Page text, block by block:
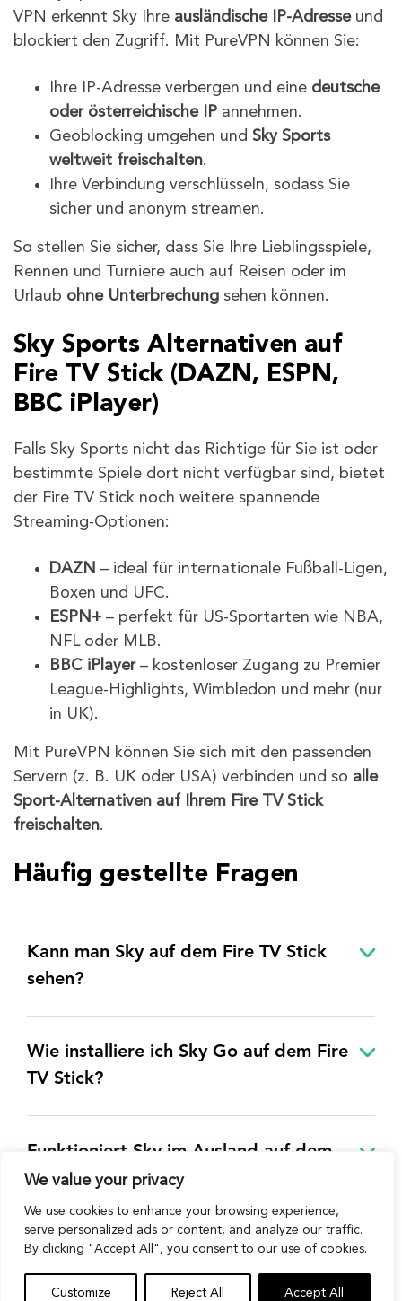
We value your privacy
We use cookies to enhance your browsing experience,
serve personalized ads or content, and analyze our traffic.
By clicking "Accept All", you consent to our use of cookies.
Customize Reject All Accept All
VPN erkennt Sky Ihre ausländische IP-Adresseund
blockiert den Zugriff. Mit PureVPN können Sie:
Ihre IP-Adresse verbergen und eine deutsche
oder österreichische IP annehmen.
Geoblocking umgehen und Sky Sports
weltweit freischalten.
Ihre Verbindung verschlüsseln, sodass Sie
sicher und anonym streamen.
So stellen Sie sicher, dass Sie Ihre Lieblingsspiele,
Rennen und Turniere auch auf Reisen oder im
Urlaub ohne Unterbrechung sehen können.
Sky Sports Alternativen auf
Fire TV Stick (DAZN, ESPN,
BBC iPlayer)
Falls Sky Sports nicht das Richtige für Sie ist oder
bestimmte Spiele dort nicht verfügbar sind, bietet
der Fire TV Stick noch weitere spannende
Streaming-Optionen:
DAZN – ideal für internationale Fußball-Ligen,
Boxen und UFC.
ESPN+ – perfekt für US-Sportarten wie NBA,
NFL oder MLB.
BBC iPlayer– kostenloser Zugang zu Premier
League-Highlights, Wimbledon und mehr (nur
in UK).
Mit PureVPN können Sie sich mit den passenden
Servern (z. B. UK oder USA) verbinden und so alle
Sport-Alternativen auf Ihrem Fire TV Stick
freischalten.
Häufig gestellte Fragen
Kann man Sky auf dem Fire TV Stick
sehen?
Wie installiere ich Sky Go auf dem Fire
TV Stick?
Funktioniert Sky im Ausland auf dem
Fire TV Stick?
Kann man Sky Sports kostenlos auf
dem Fire TV Stick schauen?